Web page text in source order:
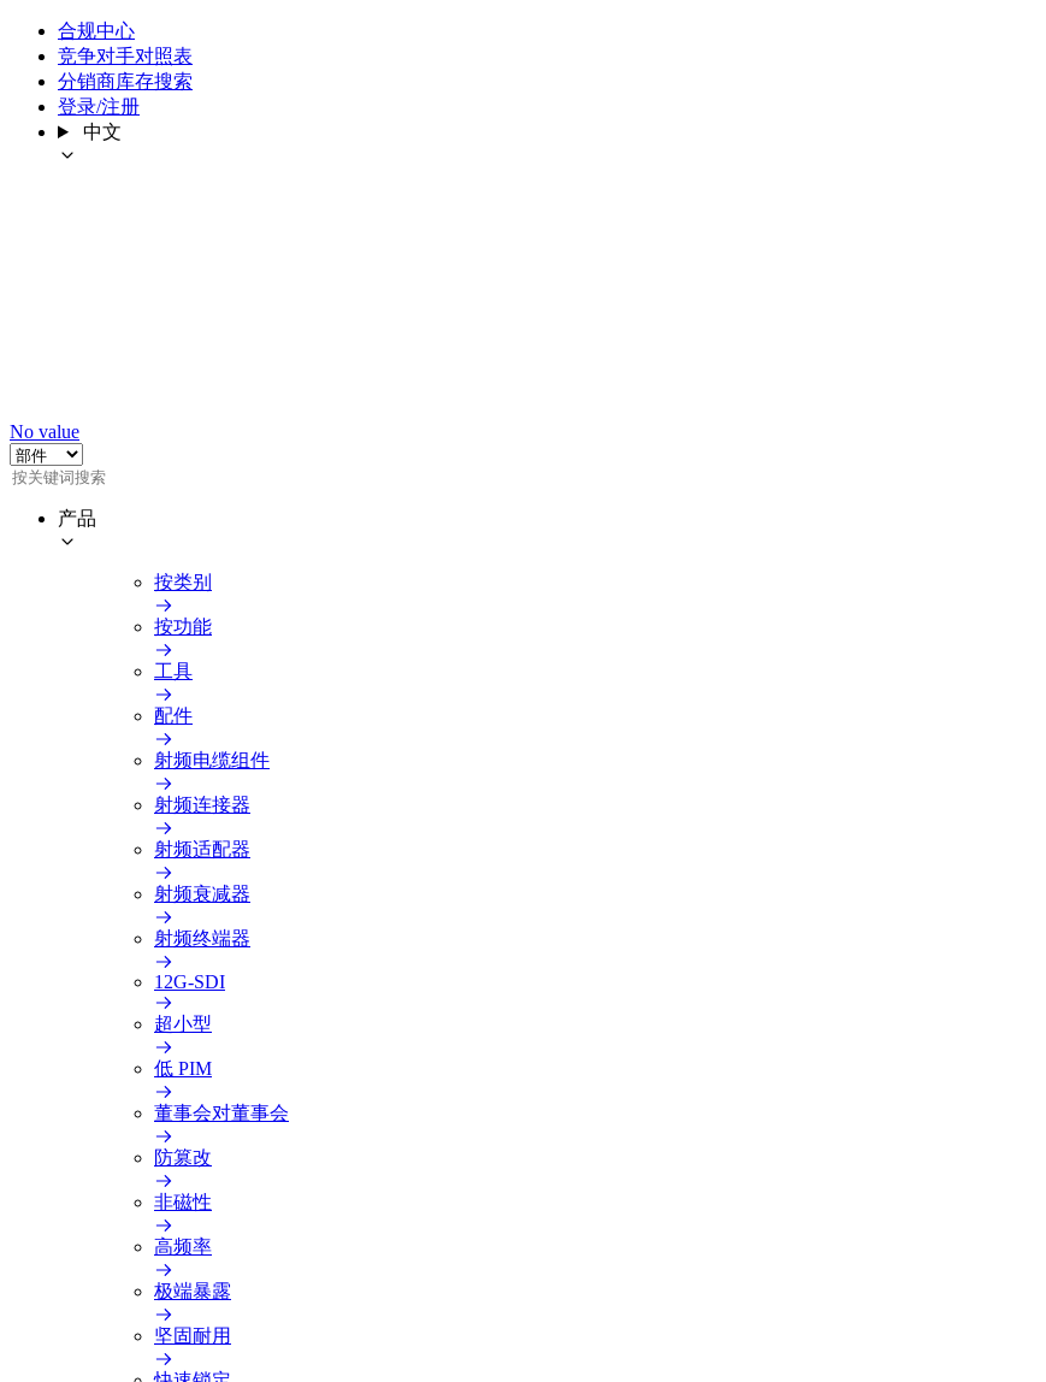
合规中心
竞争对手对照表
分销商库存搜索
登录/注册
中文
No value
产品
按类别
按功能
工具
配件
射频电缆组件
射频连接器
射频适配器
射频衰减器
射频终端器
12G-SDI
超小型
低 PIM
董事会对董事会
防篡改
非磁性
高频率
极端暴露
坚固耐用